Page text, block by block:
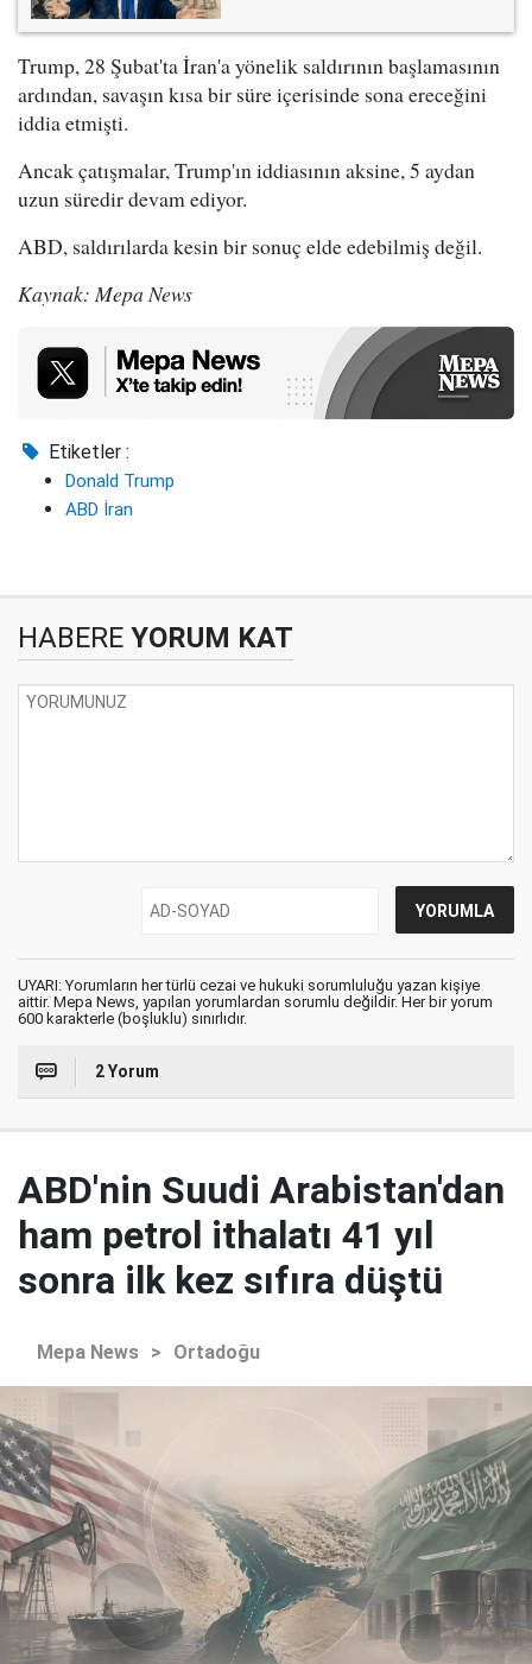
Trump, 28 Şubat'ta İran'a yönelik saldırının başlamasının
ardından, savaşın kısa bir süre içerisinde sona ereceğini
iddia etmişti.
Ancak çatışmalar, Trump'ın iddiasının aksine, 5 aydan
uzun süredir devam ediyor.
ABD, saldırılarda kesin bir sonuç elde edebilmiş değil.
Kaynak: Mepa News
Etiketler :
Donald Trump
ABD İran
HABERE YORUM KAT
UYARI: Yorumların her türlü cezai ve hukuki sorumluluğu yazan kişiye
aittir. Mepa News, yapılan yorumlardan sorumlu değildir. Her bir yorum
600 karakterle (boşluklu) sınırlıdır.
2 Yorum
ABD'nin Suudi Arabistan'dan
ham petrol ithalatı 41 yıl
sonra ilk kez sıfıra düştü
Mepa News > Ortadoğu